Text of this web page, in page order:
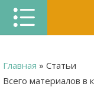
Главная » Статьи
Всего материалов в